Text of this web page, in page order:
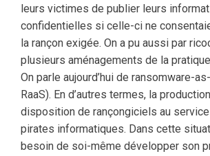
leurs victimes de publier leurs
confidentielles si celle-ci ne
la rançon exigée. On a pu aussi par
plusieurs aménagements de la
On parle aujourd’hui de ransomware-
RaaS). En d’autres termes, la
disposition de rançongiciels au
pirates informatiques. Dans cette
besoin de soi-même développer son